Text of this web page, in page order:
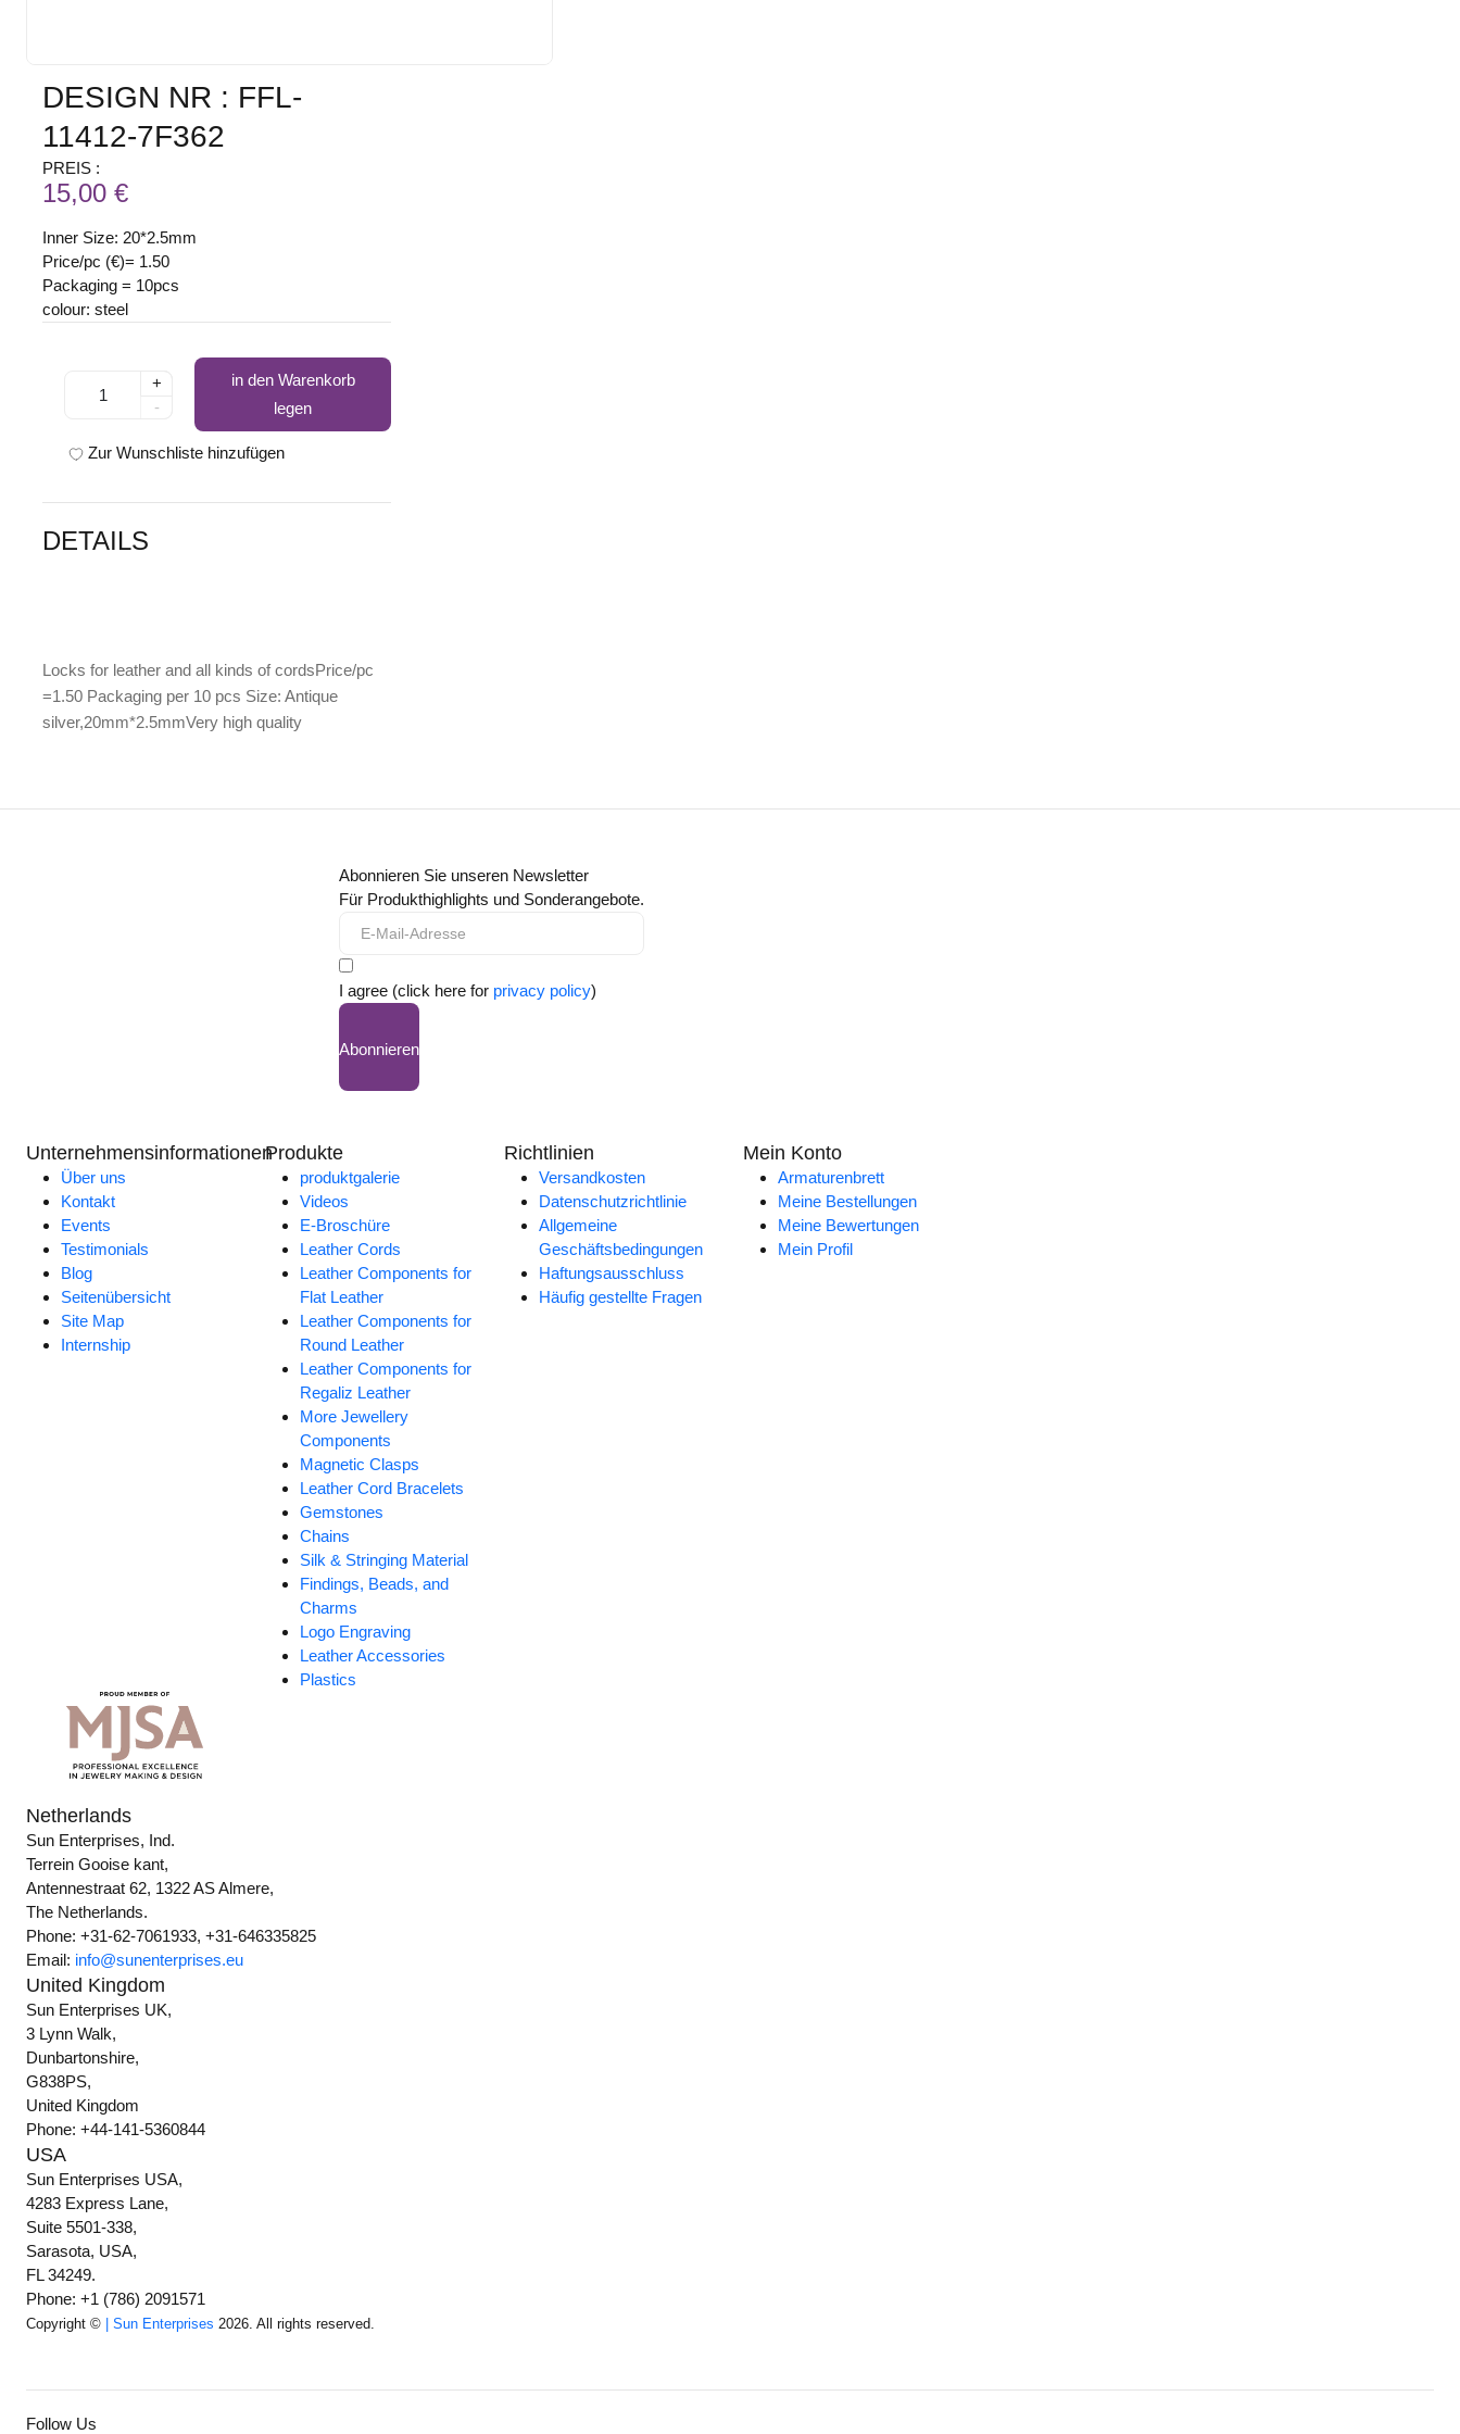
DESIGN NR : FFL-
11412-7F362
PREIS :
15,00 €
Inner Size: 20*2.5mm
Price/pc (€)= 1.50
Packaging = 10pcs
colour: steel
+
-
in den Warenkorb
legen
Zur Wunschliste hinzufügen
DETAILS
Locks for leather and all kinds of cordsPrice/pc
=1.50 Packaging per 10 pcs Size: Antique
silver,20mm*2.5mmVery high quality
Abonnieren Sie unseren Newsletter
Für Produkthighlights und Sonderangebote.
I agree (click here for privacy policy)
Abonnieren
Unternehmensinformationen
Über uns
Kontakt
Events
Testimonials
Blog
Seitenübersicht
Site Map
Internship
Produkte
produktgalerie
Videos
E-Broschüre
Leather Cords
Leather Components for
Flat Leather
Leather Components for
Round Leather
Leather Components for
Regaliz Leather
More Jewellery
Components
Magnetic Clasps
Leather Cord Bracelets
Gemstones
Chains
Silk & Stringing Material
Findings, Beads, and
Charms
Logo Engraving
Leather Accessories
Plastics
Richtlinien
Versandkosten
Datenschutzrichtlinie
Allgemeine
Geschäftsbedingungen
Haftungsausschluss
Häufig gestellte Fragen
Mein Konto
Armaturenbrett
Meine Bestellungen
Meine Bewertungen
Mein Profil
Netherlands
Sun Enterprises, Ind.
Terrein Gooise kant,
Antennestraat 62, 1322 AS Almere,
The Netherlands.
Phone: +31-62-7061933, +31-646335825
Email: info@sunenterprises.eu
United Kingdom
Sun Enterprises UK,
3 Lynn Walk,
Dunbartonshire,
G838PS,
United Kingdom
Phone: +44-141-5360844
USA
Sun Enterprises USA,
4283 Express Lane,
Suite 5501-338,
Sarasota, USA,
FL 34249.
Phone: +1 (786) 2091571
Copyright © | Sun Enterprises 2026. All rights reserved.
Follow Us